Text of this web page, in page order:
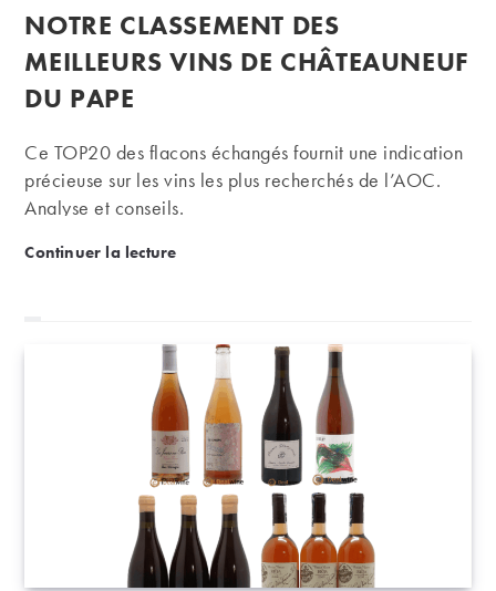
la
publication :
publiée :
NOTRE CLASSEMENT DES
MEILLEURS VINS DE CHÂTEAUNEUF
DU PAPE
Ce TOP20 des flacons échangés fournit une indication
précieuse sur les vins les plus recherchés de l’AOC.
Analyse et conseils.
Continuer la lectureNotre classement des meilleurs vins de